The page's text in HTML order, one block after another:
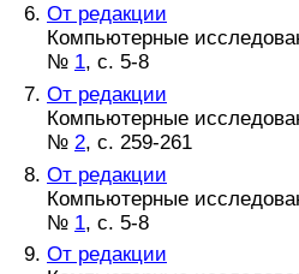
От редакции
Компьютерные
№ 1, с. 5-8
От редакции
Компьютерные
№ 2, с. 259-261
От редакции
Компьютерные
№ 1, с. 5-8
От редакции